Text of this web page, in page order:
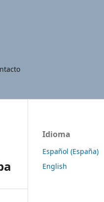
Idioma
Español (España)
English